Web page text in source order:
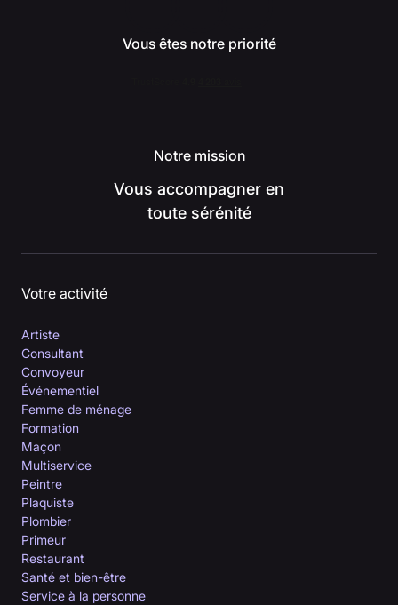
Vous êtes notre priorité
Notre mission
Vous accompagner en
toute sérénité
Votre activité
Artiste
Consultant
Convoyeur
Événementiel
Femme de ménage
Formation
Maçon
Multiservice
Peintre
Plaquiste
Plombier
Primeur
Restaurant
Santé et bien-être
Service à la personne